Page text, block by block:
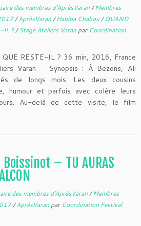
des membres d'AprèsVaran/Membres
/AprèsVaran/Habiba Chabou/QUAND
IL ?/Stage Ateliers Varan par Coordination
QUE RESTE-IL ? 36 min, 2016, France
Varan Synopsis : À Bezons, Ali
de longs mois. Les deux cousins
humour et parfois avec colère leurs
Au-delà de cette visite, le film
– TU AURAS
des membres d'AprèsVaran/Membres
/AprèsVaran par Coordination Festival